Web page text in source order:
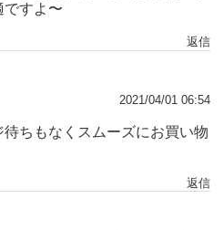
ですよ〜
返信
2021/04/01 06:54
ちもなくスムーズにお買い物
返信